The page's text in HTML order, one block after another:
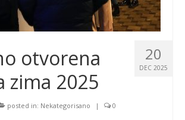
20
DEC 2025
otvorena
zima 2025
posted in: Nekategorisano | 0